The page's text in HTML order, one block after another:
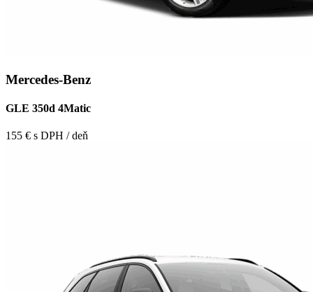
Mercedes-Benz
GLE 350d 4Matic
155 € s DPH / deň